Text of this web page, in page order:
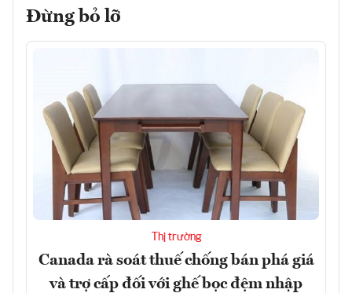
Đừng bỏ lỡ
Thị trường
Canada rà soát thuế chống bán phá giá
và trợ cấp đối với ghế bọc đệm nhập